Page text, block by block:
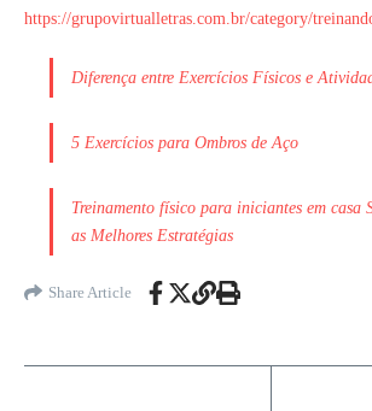
https://grupovirtualletras.com.br/category/
Diferença entre Exercícios Físicos e
5 Exercícios para Ombros de Aço
Treinamento físico para iniciantes em casa
as Melhores Estratégias
Share Article